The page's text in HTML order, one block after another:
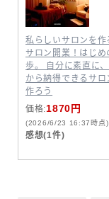
私らしいサロンを
サロン開業！はじめ
歩。 自分に素直に
から納得できるサロ
作ろう
価格:1870円
(2026/6/23 16:37時点)
感想(1件)